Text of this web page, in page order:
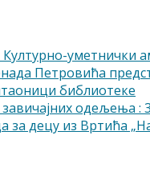
уметнички
Петровића
библиотеке
одељења :
децу из Вртића